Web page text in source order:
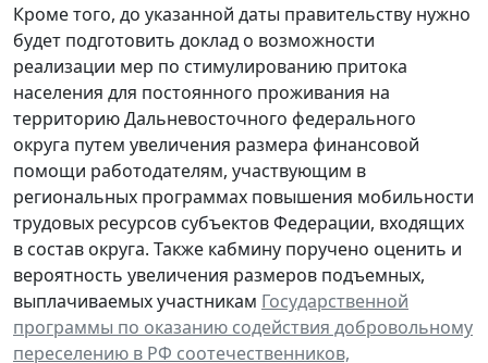
Кроме того, до указанной даты правительству нужно
будет подготовить доклад о возможности
реализации мер по стимулированию притока
населения для постоянного проживания на
территорию Дальневосточного федерального
округа путем увеличения размера финансовой
помощи работодателям, участвующим в
региональных программах повышения мобильности
трудовых ресурсов субъектов Федерации, входящих
в состав округа. Также кабмину поручено оценить и
вероятность увеличения размеров подъемных,
выплачиваемых участникам Государственной
программы по оказанию содействия добровольному
переселению в РФ соотечественников,